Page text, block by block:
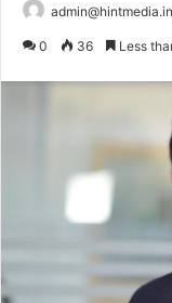
admin@hintmedia.in
0 36 Less